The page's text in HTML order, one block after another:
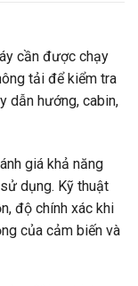
cần được chạy
tải để kiểm tra
dẫn hướng, cabin,
giá khả năng
dụng. Kỹ thuật
độ chính xác khi
của cảm biến và